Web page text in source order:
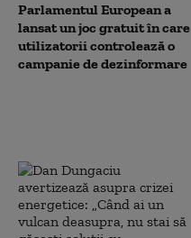
Parlamentul European a
lansat un joc gratuit în care
utilizatorii controlează o
campanie de dezinformare